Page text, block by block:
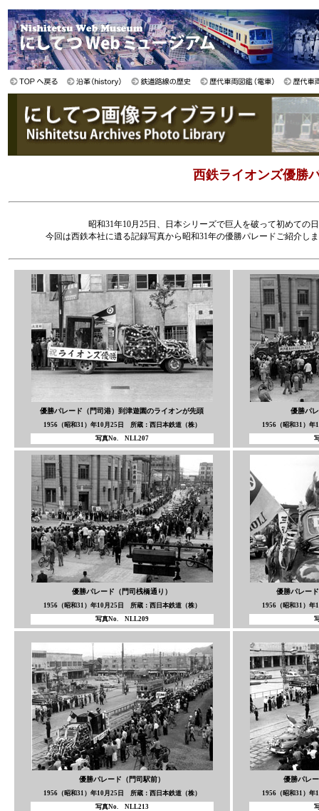
西鉄ライオンズ優勝
昭和31年10月25日、日本シリーズで巨人を破って初めて
今回は西鉄本社に遺る記録写真から昭和31年の優勝パレードご紹介し
優勝パレード（門司港）到津遊園のライオンが先頭
1956（昭和31）年10月25日 所蔵：西日本鉄道（株）
写真No. NLL207
優勝パ
1956（昭和31）
優勝パレード（門司桟橋通り）
1956（昭和31）年10月25日 所蔵：西日本鉄道（株）
写真No. NLL209
優勝パレー
1956（昭和31）
優勝パレード（門司駅前）
1956（昭和31）年10月25日 所蔵：西日本鉄道（株）
写真No. NLL213
優勝パレ
1956（昭和31）